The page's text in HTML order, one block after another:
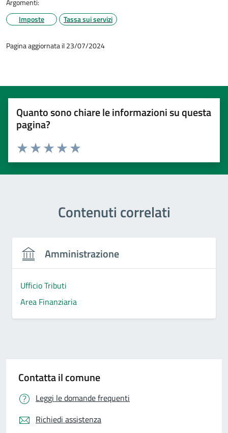
Argomenti:
Imposte
Tassa sui servizi
Pagina aggiornata il 23/07/2024
Quanto sono chiare le informazioni su questa
pagina?
Valuta 5 stelle su 5
Valuta 4 stelle su 5
Valuta 3 stelle su 5
Valuta 2 stelle su 5
Valuta 1 stelle su 5
Contenuti correlati
Amministrazione
Ufficio Tributi
Area Finanziaria
Contatta il comune
Leggi le domande frequenti
Richiedi assistenza